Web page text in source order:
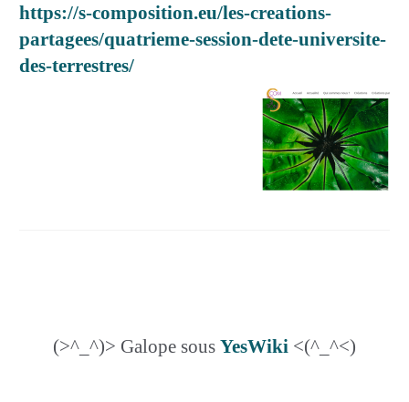
https://s-composition.eu/les-creations-
partagees/quatrieme-session-dete-universite-
des-terrestres/
(>^_^)> Galope sous YesWiki <(^_^<)